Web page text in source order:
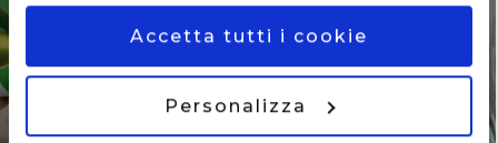
Accetta tutti i cookie
Personalizza
#OgnicosaèSagra: il concorso che